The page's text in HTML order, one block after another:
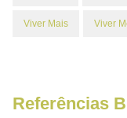
Viver Mais Viver
Referências